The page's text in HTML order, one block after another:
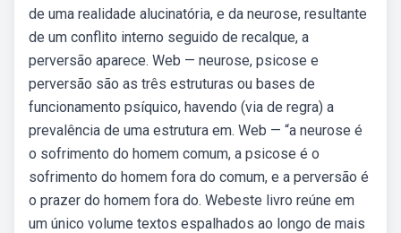
de uma realidade alucinatória, e da neurose, resultante
de um conflito interno seguido de recalque, a
perversão aparece. Web — neurose, psicose e
perversão são as três estruturas ou bases de
funcionamento psíquico, havendo (via de regra) a
prevalência de uma estrutura em. Web — “a neurose é
o sofrimento do homem comum, a psicose é o
sofrimento do homem fora do comum, e a perversão é
o prazer do homem fora do. Webeste livro reúne em
um único volume textos espalhados ao longo de mais